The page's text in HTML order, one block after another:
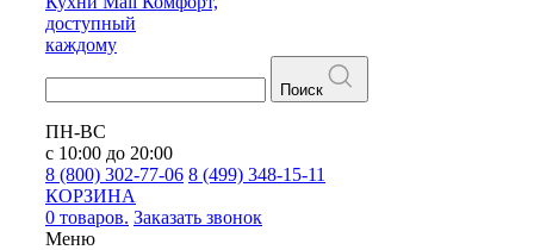
доступный
каждому
Поиск
ПН-ВС
с 10:00 до 20:00
8 (800) 302-77-06 8 (499) 348-15-11
КОРЗИНА
0 товаров. Заказать звонок
Меню